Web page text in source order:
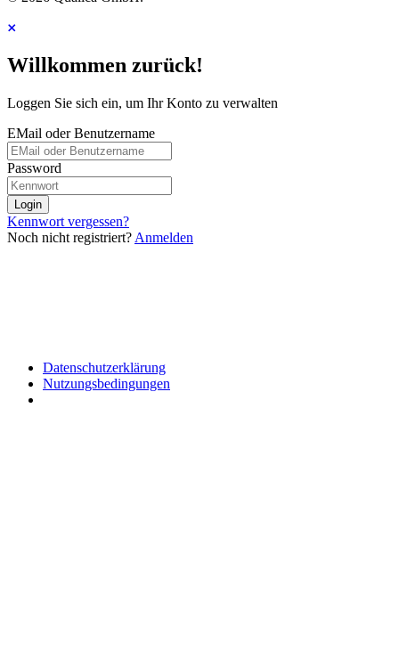
Willkommen zurück!
Loggen Sie sich ein, um Ihr Konto zu verwalten
EMail oder Benutzername
Password
Login
Kennwort vergessen?
Noch nicht registriert? Anmelden
Datenschutzerklärung
Nutzungsbedingungen